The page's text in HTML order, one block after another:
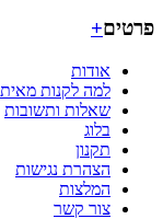
+
אודות
למה לקנות מאיתנו?
שאלות ותשובות
בלוג
תקנון
הצהרת נגישות
המלצות
צור קשר